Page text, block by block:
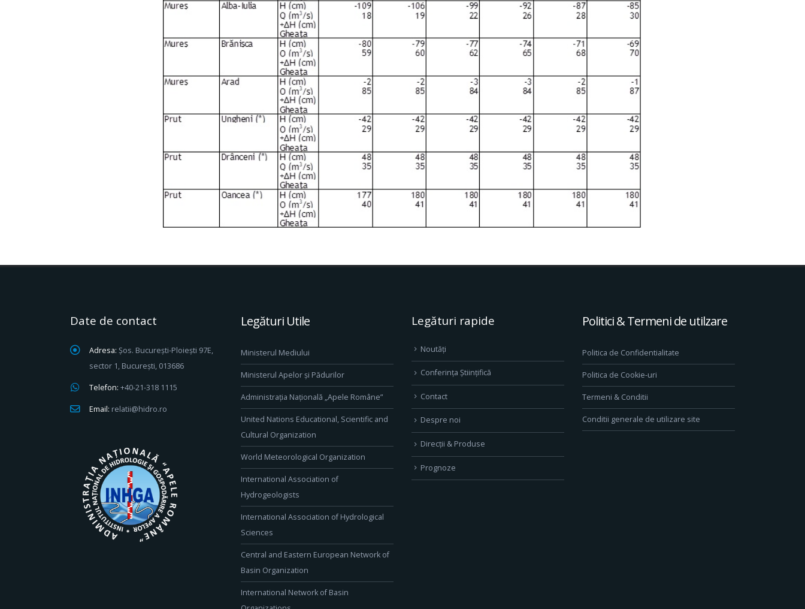
Date de contact
Adresa: Șos. București-Ploiești 97E,
sector 1, București, 013686
Telefon: +40-21-318 1115
Email: relatii@hidro.ro
Legături Utile
Ministerul Mediului
Ministerul Apelor și Pădurilor
Administrația Națională „Apele Române”
United Nations Educational, Scientific and
Cultural Organization
World Meteorological Organization
International Association of
Hydrogeologists
International Association of Hydrological
Sciences
Central and Eastern European Network of
Basin Organization
International Network of Basin
Legături rapide
Noutăți
Conferința Științifică
Contact
Despre noi
Direcţii & Produse
Prognoze
Politici & Termeni de utilzare
Politica de Confidentialitate
Politica de Cookie-uri
Termeni & Conditii
Conditii generale de utilizare site